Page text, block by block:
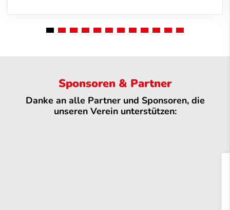
Sponsoren & Partner
Danke an alle Partner und Sponsoren, die
unseren Verein unterstützen: